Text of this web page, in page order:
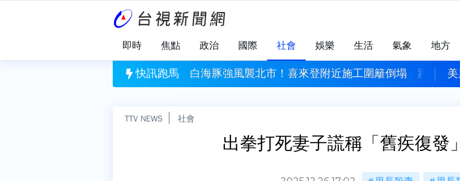
即時 焦點 政治 國際 社會 娛樂 生活 氣象 地方
快訊跑馬
悲劇」 未熄滅菸頭引燃施工雜物白海豚強風襲北市！喜來登附近施工圍籬倒塌 路過女子遭壓傷
美麗笑容從口腔開
TTV NEWS 社會
出拳打死妻子謊稱「舊疾復發